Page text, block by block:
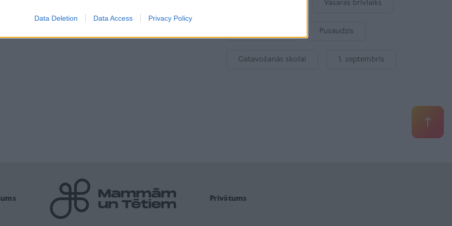
Data Deletion Data Access Privacy Policy
Vasaras brīvlaiks
Pusaudzis
Gatavošanās skolai 1. septembris
Privātums